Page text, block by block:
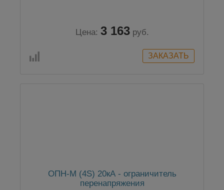
Цена: 3 163 руб.
ОПН-М (4S) 20кА - ограничитель
перенапряжения